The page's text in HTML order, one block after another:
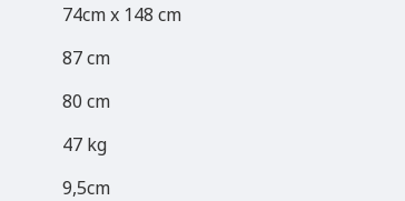
74cm x 148 cm
87 cm
80 cm
47 kg
9,5cm